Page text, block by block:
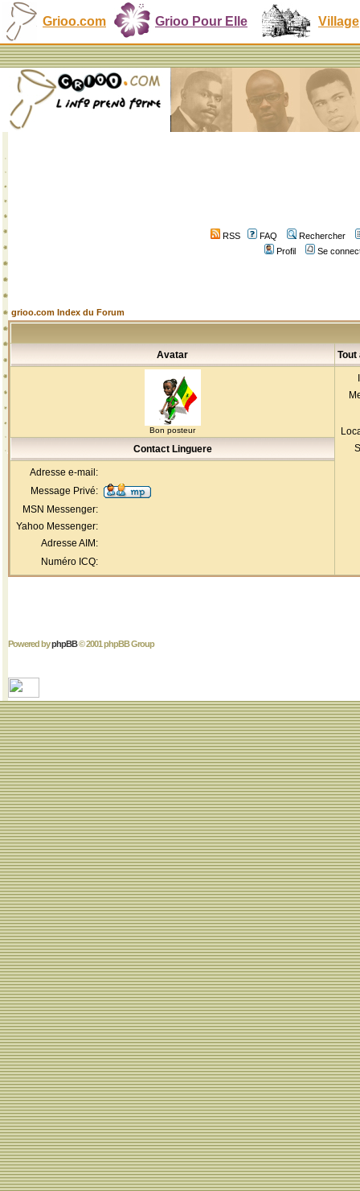
Grioo.com Grioo Pour Elle Village
RSS FAQ
Rechercher
Profil
Se
grioo.com Index du Forum
Avatar Tout
Bon posteur
Contact Linguere
Adresse e-mail:
Message Privé:
MSN Messenger:
Yahoo Messenger:
Adresse AIM:
Numéro ICQ:
Powered byphpBB© 2001 phpBB Group